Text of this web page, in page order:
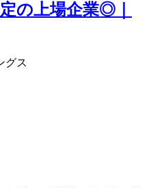
の上場企業◎｜
グス